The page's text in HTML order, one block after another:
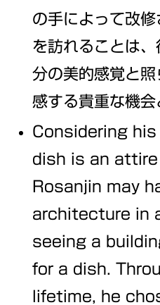
の手によって改
を訪れることは
分の美的感覚と
感する貴重な機会
Considering
dish is an attire
Rosanjin may
architecture in
seeing a
for a dish.
lifetime, he